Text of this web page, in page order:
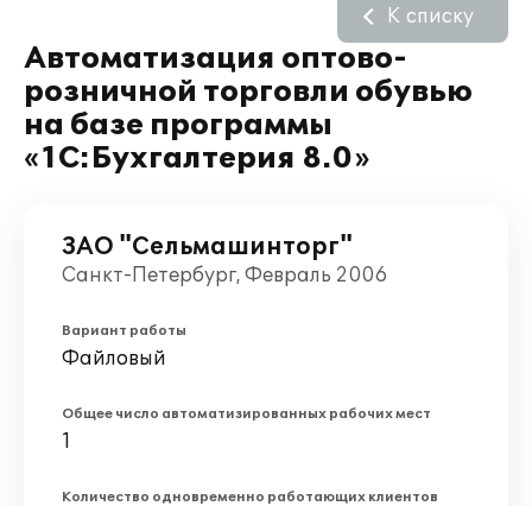
Автоматизация оптово-
розничной торговли обувью
на базе программы
«1С:Бухгалтерия 8.0»
К списку
ЗАО "Сельмашинторг"
Санкт-Петербург, Февраль 2006
Вариант работы
Файловый
Общее число автоматизированных рабочих мест
1
Количество одновременно работающих клиентов